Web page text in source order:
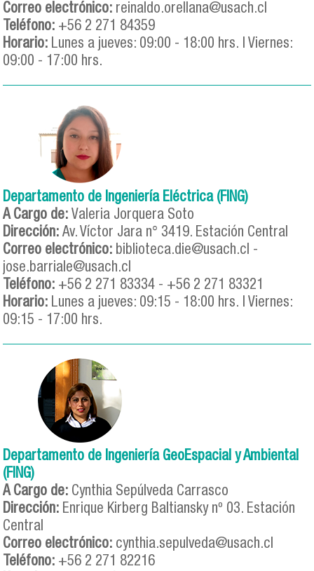
Correo electrónico: reinaldo.orellana@usach.cl
Teléfono: +56 2 271 84359
Horario: Lunes a jueves: 09:00 - 18:00 hrs. | Viernes:
09:00 - 17:00 hrs.
Departamento de Ingeniería Eléctrica (FING)
A Cargo de: Valeria Jorquera Soto
Dirección: Av. Víctor Jara n° 3419. Estación Central
Correo electrónico: biblioteca.die@usach.cl -
jose.barriale@usach.cl
Teléfono: +56 2 271 83334 - +56 2 271 83321
Horario: Lunes a jueves: 09:15 - 18:00 hrs. | Viernes:
09:15 - 17:00 hrs.
Departamento de Ingeniería GeoEspacial y Ambiental
(FING)
A Cargo de: Cynthia Sepúlveda Carrasco
Dirección: Enrique Kirberg Baltiansky nº 03. Estación
Central
Correo electrónico: cynthia.sepulveda@usach.cl
Teléfono: +56 2 271 82216